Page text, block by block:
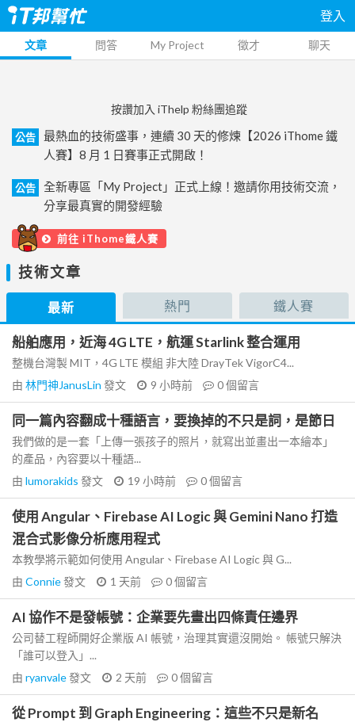
登入
文章 問答 My Project 徵才 聊天
按讚加入 iThelp 粉絲團追蹤
公告
最熱血的技術盛事，連續 30 天的修煉【2026 iThome 鐵
人賽】8 月 1 日賽事正式開啟！
公告
全新專區「My Project」正式上線！邀請你用技術交流，
分享最真實的開發經驗
前往 iThome鐵人賽
技術文章
最新 熱門 鐵人賽
船舶應用，近海 4G LTE，航運 Starlink 整合運用
整機台灣製 MIT，4G LTE 模組 非大陸 DrayTek VigorC4...
由 林門神JanusLin 發文 9 小時前 0個留言
同一篇內容翻成十種語言，要換掉的不只是詞，是節日
我們做的是一套「上傳一張孩子的照片，就寫出並畫出一本繪本」
的產品，內容要以十種語...
由 lumorakids 發文 19 小時前 0個留言
使用 Angular、Firebase AI Logic 與 Gemini Nano 打造
混合式影像分析應用程式
本教學將示範如何使用 Angular、Firebase AI Logic 與 G...
由 Connie發文 1 天前 0個留言
AI 協作不是發帳號：企業要先畫出四條責任邊界
公司替工程師開好企業版 AI 帳號，治理其實還沒開始。 帳號只解決
「誰可以登入」...
由 ryanvale發文 2 天前 0個留言
從 Prompt 到 Graph Engineering：這些不只是新名